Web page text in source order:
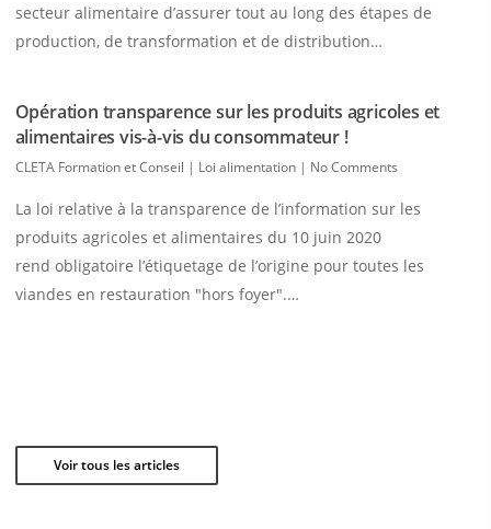
secteur alimentaire d’assurer tout au long des étapes de
production, de transformation et de distribution…
Opération transparence sur les produits agricoles et
alimentaires vis-à-vis du consommateur !
CLETA Formation et Conseil | Loi alimentation | No Comments
La loi relative à la transparence de l’information sur les
produits agricoles et alimentaires du 10 juin 2020
rend obligatoire l’étiquetage de l’origine pour toutes les
viandes en restauration "hors foyer".…
Voir tous les articles